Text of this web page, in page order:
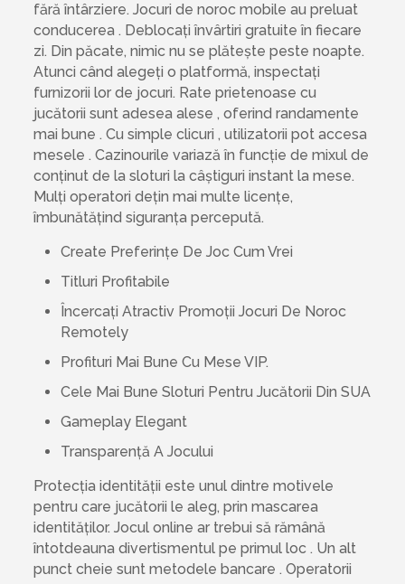
fără întârziere. Jocuri de noroc mobile au preluat
conducerea . Deblocați învârtiri gratuite în fiecare
zi. Din păcate, nimic nu se plătește peste noapte.
Atunci când alegeți o platformă, inspectați
furnizorii lor de jocuri. Rate prietenoase cu
jucătorii sunt adesea alese , oferind randamente
mai bune . Cu simple clicuri , utilizatorii pot accesa
mesele . Cazinourile variază în funcție de mixul de
conținut de la sloturi la câștiguri instant la mese.
Mulți operatori dețin mai multe licențe,
îmbunătățind siguranța percepută.
Create Preferințe De Joc Cum Vrei
Titluri Profitabile
Încercați Atractiv Promoții Jocuri De Noroc
Remotely
Profituri Mai Bune Cu Mese VIP.
Cele Mai Bune Sloturi Pentru Jucătorii Din SUA
Gameplay Elegant
Transparență A Jocului
Protecția identității este unul dintre motivele
pentru care jucătorii le aleg, prin mascarea
identităților. Jocul online ar trebui să rămână
întotdeauna divertismentul pe primul loc . Un alt
punct cheie sunt metodele bancare . Operatorii